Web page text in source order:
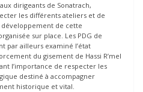
dirigeants de Sonatrach,
les différents ateliers et de
développement de cette
sur place. Les PDG de
par ailleurs examiné l’état
du gisement de Hassi R’mel
l’importance de respecter les
destiné à accompagner
historique et vital.